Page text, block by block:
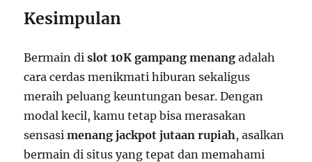
Kesimpulan
Bermain dislot 10K gampang menang adalah
cara cerdas menikmati hiburan sekaligus
meraih peluang keuntungan besar. Dengan
modal kecil, kamu tetap bisa merasakan
sensasimenang jackpot jutaan rupiah, asalkan
bermain di situs yang tepat dan memahami